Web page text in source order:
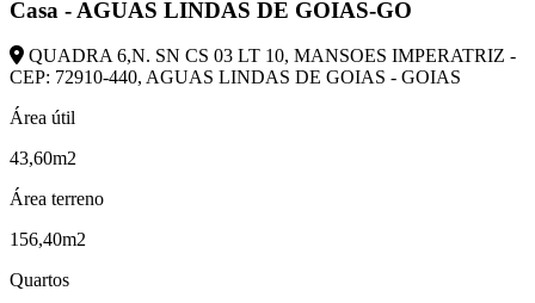
Casa - AGUAS LINDAS DE GOIAS-GO
QUADRA 6,N. SN CS 03 LT 10, MANSOES IMPERATRIZ -
CEP: 72910-440, AGUAS LINDAS DE GOIAS - GOIAS
Área útil
43,60m2
Área terreno
156,40m2
Quartos